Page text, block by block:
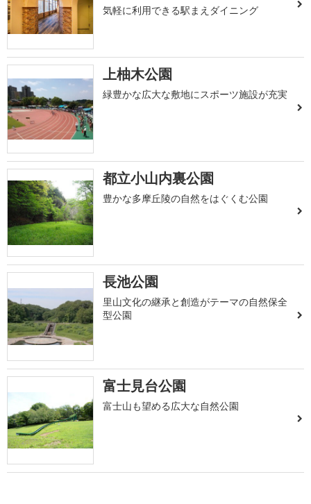
気軽に利用できる駅まえダイニング
上柚木公園
緑豊かな広大な敷地にスポーツ施設が充実
都立小山内裏公園
豊かな多摩丘陵の自然をはぐくむ公園
長池公園
里山文化の継承と創造がテーマの自然保全
型公園
富士見台公園
富士山も望める広大な自然公園